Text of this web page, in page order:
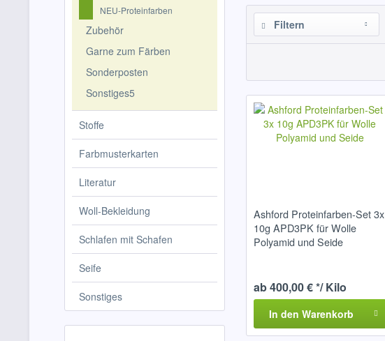
NEU-Proteinfarben
Zubehör
Garne zum Färben
Sonderposten
Sonstiges5
Stoffe
Farbmusterkarten
Literatur
Woll-Bekleidung
Schlafen mit Schafen
Seife
Sonstiges
Filtern
Ashford Proteinfarben-Set 3x
10g APD3PK für Wolle
Polyamid und Seide
ab 400,00 € */ Kilo
In den Warenkorb